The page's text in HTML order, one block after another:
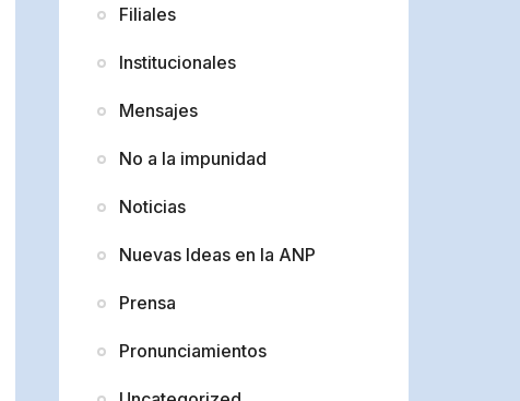
Filiales
Institucionales
Mensajes
No a la impunidad
Noticias
Nuevas Ideas en la ANP
Prensa
Pronunciamientos